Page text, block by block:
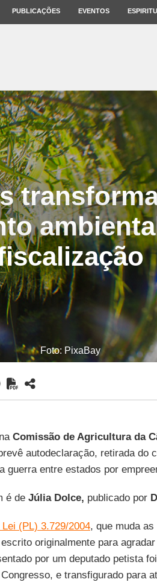
PUBLICAÇÕES EVENTOS
Foto: PixaBay
Comissão de Agricultura da
autodeclaração, retirada do
guerra entre estados por
é de Júlia Dolce, publicado por
(PL) 3.729/2004, que muda
originalmente para
por um deputado petista
e transfigurado para